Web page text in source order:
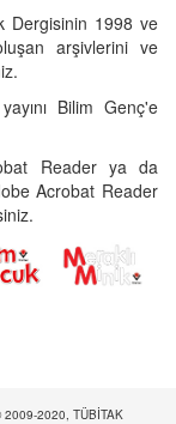
Dergisinin 1998 ve
arşivlerini ve
Bilim Genç'e
Reader ya da
Acrobat Reader
2009-2020, TÜBİTAK